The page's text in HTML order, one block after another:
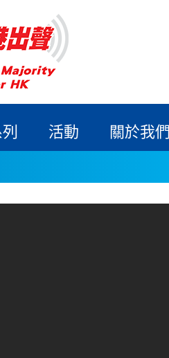
活動 關於我們